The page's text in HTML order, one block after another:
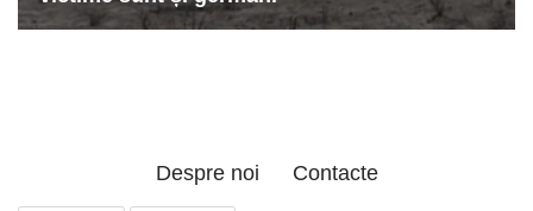
Despre noi Contacte